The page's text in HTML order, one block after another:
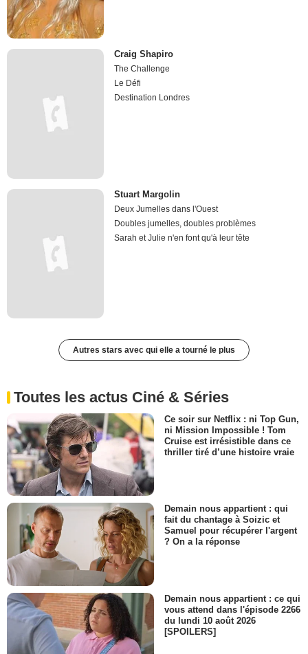
Craig Shapiro
The Challenge
Le Défi
Destination Londres
Stuart Margolin
Deux Jumelles dans l'Ouest
Doubles jumelles, doubles problèmes
Sarah et Julie n'en font qu'à leur tête
Autres stars avec qui elle a tourné le plus
Toutes les actus Ciné & Séries
Ce soir sur Netflix : ni Top Gun,
ni Mission Impossible ! Tom
Cruise est irrésistible dans ce
thriller tiré d’une histoire vraie
Demain nous appartient : qui
fait du chantage à Soizic et
Samuel pour récupérer l'argent
? On a la réponse
Demain nous appartient : ce qui
vous attend dans l'épisode 2266
du lundi 10 août 2026
[SPOILERS]